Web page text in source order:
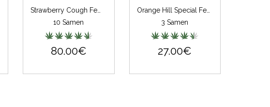
10 Samen
80.00€
Orange Hill Special Feminisiert
3 Samen
27.00€